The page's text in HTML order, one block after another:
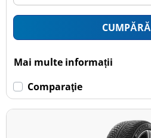
CUMPĂRĂ
Mai multe informații
Comparaţie